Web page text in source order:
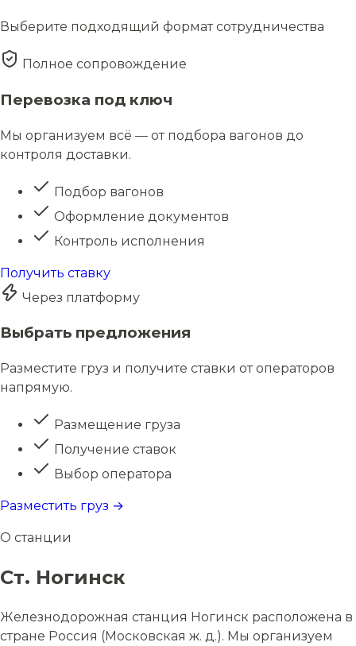
Выберите подходящий формат сотрудничества
Полное сопровождение
Перевозка под ключ
Мы организуем всё — от подбора вагонов до
контроля доставки.
Подбор вагонов
Оформление документов
Контроль исполнения
Получить ставку
Через платформу
Выбрать предложения
Разместите груз и получите ставки от операторов
напрямую.
Размещение груза
Получение ставок
Выбор оператора
Разместить груз →
О станции
Ст. Ногинск
Железнодорожная станция Ногинск расположена в
стране Россия (Московская ж. д.). Мы организуем